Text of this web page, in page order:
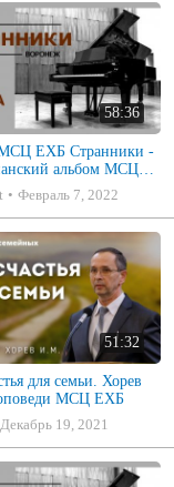
58:36
Странники -
Февраль 7, 2022
51:32
для семьи. Хорев
МСЦ ЕХБ
Декабрь 19, 2021